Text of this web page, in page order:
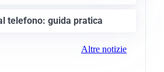
telefono: guida pratica
Altre notizie